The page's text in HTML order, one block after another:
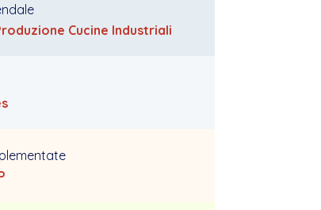
Cucine Industriali